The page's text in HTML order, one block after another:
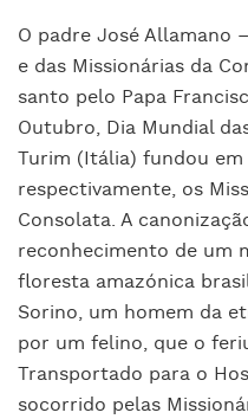
O padre José Allamano
e das Missionárias da
santo pelo Papa
Outubro, Dia Mundial
Turim (Itália) fundou em
respectivamente, os
Consolata. A
reconhecimento de um
floresta amazónica
Sorino, um homem da
por um felino, que o
Transportado para o
socorrido pelas